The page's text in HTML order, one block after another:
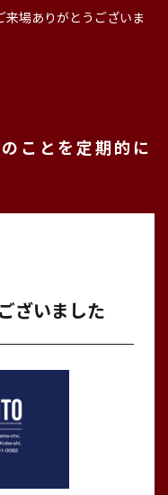
来場ありがとうございま
ことを定期的に
ざいました